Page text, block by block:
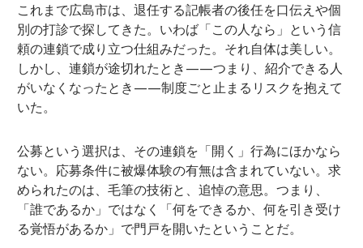
これまで広島市は、退任する記帳者の後任を口伝えや個
別の打診で探してきた。いわば「この人なら」という信
頼の連鎖で成り立つ仕組みだった。それ自体は美しい。
しかし、連鎖が途切れたとき——つまり、紹介できる人
がいなくなったとき——制度ごと止まるリスクを抱えて
いた。
公募という選択は、その連鎖を「開く」行為にほかなら
ない。応募条件に被爆体験の有無は含まれていない。求
められたのは、毛筆の技術と、追悼の意思。つまり、
「誰であるか」ではなく「何をできるか、何を引き受け
る覚悟があるか」で門戸を開いたということだ。